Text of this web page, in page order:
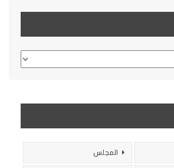
المجلس